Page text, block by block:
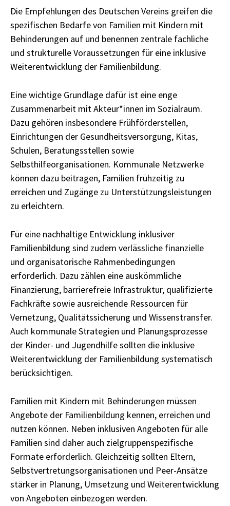
Die Empfehlungen des Deutschen Vereins greifen die
spezifischen Bedarfe von Familien mit Kindern mit
Behinderungen auf und benennen zentrale fachliche
und strukturelle Voraussetzungen für eine inklusive
Weiterentwicklung der Familienbildung.
Eine wichtige Grundlage dafür ist eine enge
Zusammenarbeit mit Akteur*innen im Sozialraum.
Dazu gehören insbesondere Frühförderstellen,
Einrichtungen der Gesundheitsversorgung, Kitas,
Schulen, Beratungsstellen sowie
Selbsthilfeorganisationen. Kommunale Netzwerke
können dazu beitragen, Familien frühzeitig zu
erreichen und Zugänge zu Unterstützungsleistungen
zu erleichtern.
Für eine nachhaltige Entwicklung inklusiver
Familienbildung sind zudem verlässliche finanzielle
und organisatorische Rahmenbedingungen
erforderlich. Dazu zählen eine auskömmliche
Finanzierung, barrierefreie Infrastruktur, qualifizierte
Fachkräfte sowie ausreichende Ressourcen für
Vernetzung, Qualitätssicherung und Wissenstransfer.
Auch kommunale Strategien und Planungsprozesse
der Kinder- und Jugendhilfe sollten die inklusive
Weiterentwicklung der Familienbildung systematisch
berücksichtigen.
Familien mit Kindern mit Behinderungen müssen
Angebote der Familienbildung kennen, erreichen und
nutzen können. Neben inklusiven Angeboten für alle
Familien sind daher auch zielgruppenspezifische
Formate erforderlich. Gleichzeitig sollten Eltern,
Selbstvertretungsorganisationen und Peer-Ansätze
stärker in Planung, Umsetzung und Weiterentwicklung
von Angeboten einbezogen werden.